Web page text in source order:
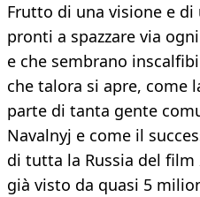
Frutto di una visione e
pronti a spazzare via
e che sembrano
che talora si apre, come
parte di tanta gente
Navalnyj e come il
di tutta la Russia del film
già visto da quasi 5